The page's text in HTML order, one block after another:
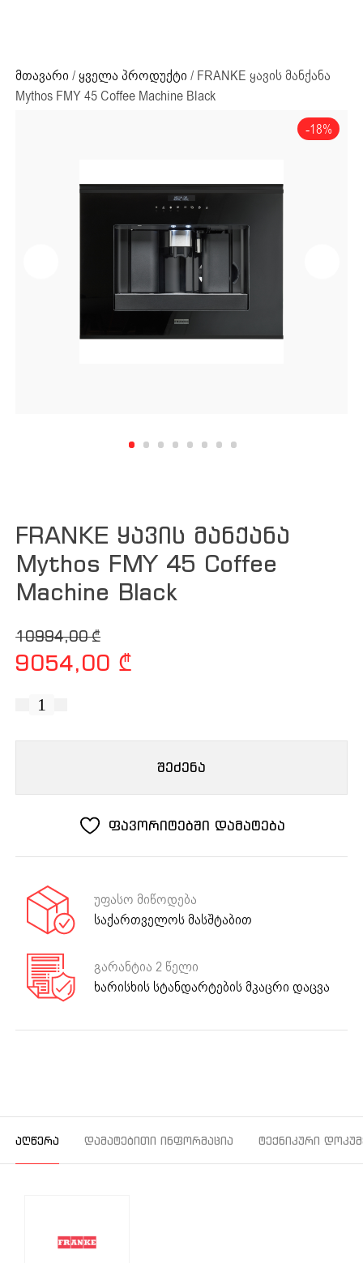
მთავარი /ყველა პროდუქტი / FRANKE ყავის მანქანა
Mythos FMY 45 Coffee Machine Black
-18%
FRANKE ყავის მანქანა
Mythos FMY 45 Coffee
Machine Black
10994,00
₾
Original price was: 10994,00 ₾.
9054,00₾
Current price is: 9054,00 ₾.
რაოდენობა:
Mythos
Coffee
Black
შეძენა
ფავორიტებში დამატება
უფასო მიწოდება
საქართველოს მასშტაბით
გარანტია 2 წელი
ხარისხის სტანდარტების მკაცრი დაცვა
ᲐᲦᲬᲔᲠᲐ ᲓᲐᲛᲐᲢᲔᲑᲘᲗᲘ ᲘᲜᲤᲝᲠᲛᲐᲪᲘᲐ ᲢᲔᲥᲜᲘᲙᲣᲠᲘ
ძიების რეზულტატი